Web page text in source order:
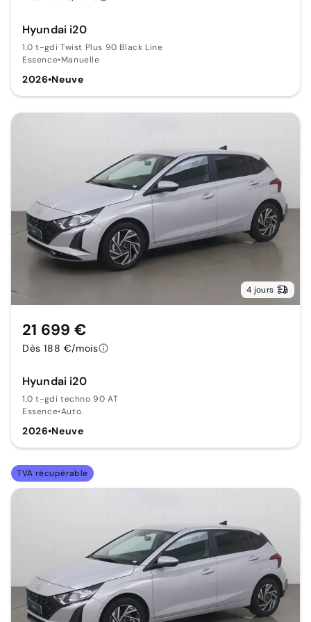
Hyundai i20
1.0 t-gdi Twist Plus 90 Black Line
Essence•Manuelle
2026•Neuve
4 jours
Hyundai i20
1.0 t-gdi techno 90 AT
Essence•Auto.
2026•Neuve
21 699 €
Dès 188 €/mois
TVA récupérable